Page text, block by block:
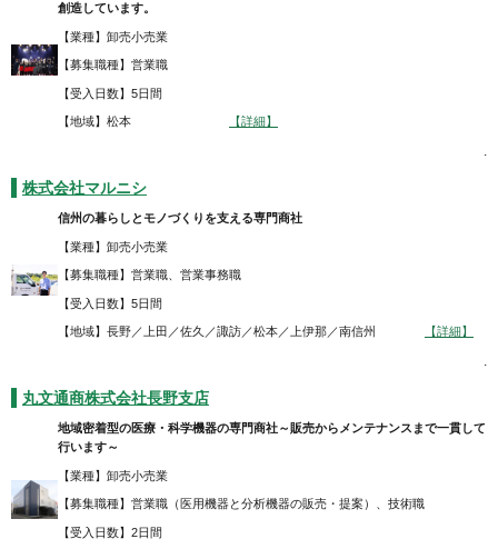
創造しています。
【業種】卸売小売業
【募集職種】営業職
【受入日数】5日間
【地域】松本 【詳細】
.
株式会社マルニシ
信州の暮らしとモノづくりを支える専門商社
【業種】卸売小売業
【募集職種】営業職、営業事務職
【受入日数】5日間
【地域】長野／上田／佐久／諏訪／松本／上伊那／南信州 【詳細】
.
丸文通商株式会社長野支店
地域密着型の医療・科学機器の専門商社～販売からメンテナンスまで一貫して
行います～
【業種】卸売小売業
【募集職種】営業職（医用機器と分析機器の販売・提案）、技術職
【受入日数】2日間